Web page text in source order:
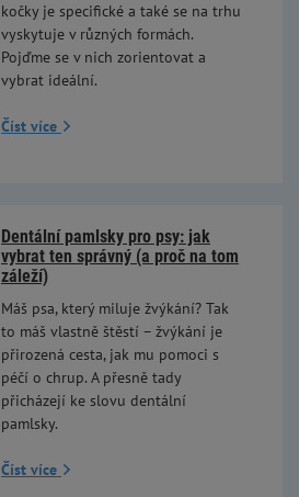
kočky je specifické a také se na trhu
vyskytuje v různých formách.
Pojďme se v nich zorientovat a
vybrat ideální.
Číst více
Dentální pamlsky pro psy: jak
vybrat ten správný (a proč na tom
záleží)
Máš psa, který miluje žvýkání? Tak
to máš vlastně štěstí – žvýkání je
přirozená cesta, jak mu pomoci s
péčí o chrup. A přesně tady
přicházejí ke slovu dentální
pamlsky.
Číst více